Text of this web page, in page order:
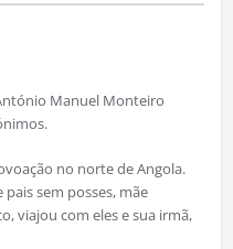
Manuel Monteiro
no norte de Angola.
sem posses, mãe
viajou com eles e sua irmã,